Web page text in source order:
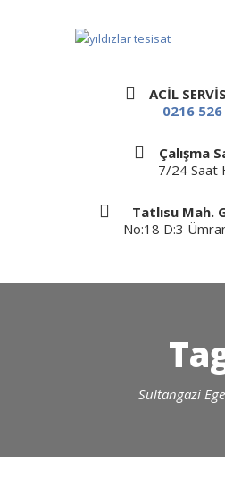
ACİL
0216
Çalışma
7/24 Saat
Tatlısu Mah.
No:18 D:3
Sultangazi